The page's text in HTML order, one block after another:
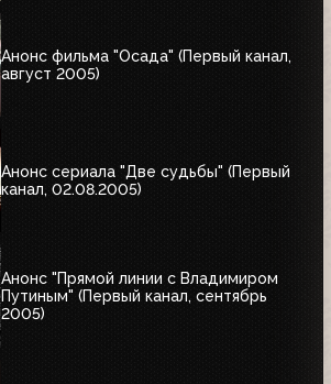
Анонс фильма "Осада" (Первый канал,
август 2005)
Анонс сериала "Две судьбы" (Первый
канал, 02.08.2005)
Анонс "Прямой линии с Владимиром
Путиным" (Первый канал, сентябрь
2005)